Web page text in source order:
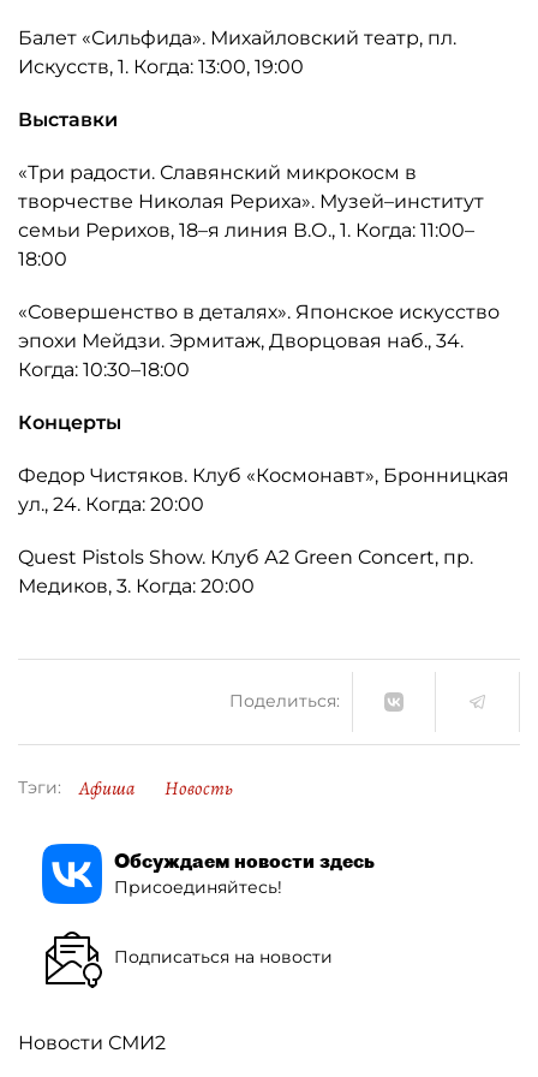
Балет «Сильфида». Михайловский театр, пл.
Искусств, 1. Когда: 13:00, 19:00
Выставки
«Три радости. Славянский микрокосм в
творчестве Николая Рериха». Музей–институт
семьи Рерихов, 18–я линия В.О., 1. Когда: 11:00–
18:00
«Совершенство в деталях». Японское искусство
эпохи Мейдзи. Эрмитаж, Дворцовая наб., 34.
Когда: 10:30–18:00
Концерты
Федор Чистяков. Клуб «Космонавт», Бронницкая
ул., 24. Когда: 20:00
Quest Pistols Show. Клуб А2 Green Concert, пр.
Медиков, 3. Когда: 20:00
Поделиться:
Тэги: Афиша Новость
Обсуждаем новости здесь
Присоединяйтесь!
Подписаться на новости
Новости СМИ2